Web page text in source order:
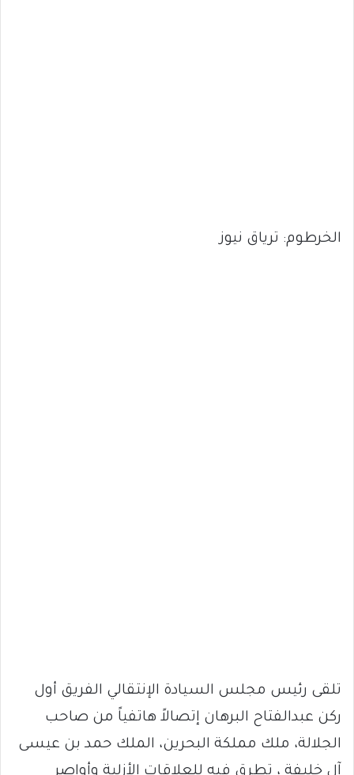
الخرطوم: ترياق نيوز
تلقى رئيس مجلس السيادة الإنتقالي الفريق أول
ركن عبدالفتاح البرهان إتصالاً هاتفياً من صاحب
الجلالة، ملك مملكة البحرين، الملك حمد بن عيسى